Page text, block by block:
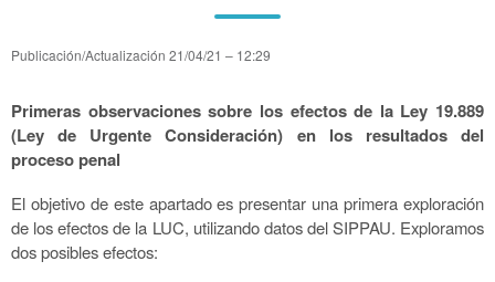
Publicación/Actualización 21/04/21 – 12:29
Primeras observaciones sobre los efectos de la Ley 19.889
(Ley de Urgente Consideración) en los resultados del
proceso penal
El objetivo de este apartado es presentar una primera exploración
de los efectos de la LUC, utilizando datos del SIPPAU. Exploramos
dos posibles efectos: